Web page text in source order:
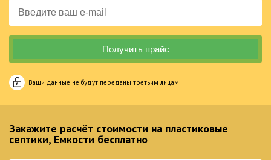
Ваши данные не будут переданы третьим лицам
Закажите расчёт стоимости на пластиковые
септики, Емкости бесплатно